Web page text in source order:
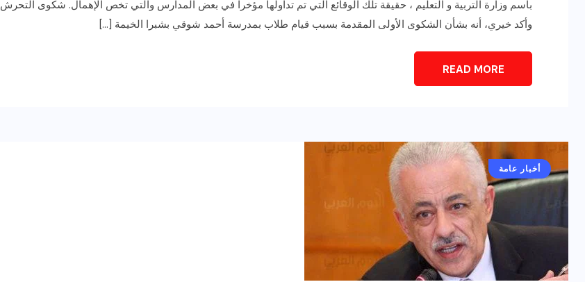
باسم وزارة التربية و التعليم ، حقيقة تلك الوقائع التي تم تداولها مؤخرا في بعض المدارس والتي تخص الإهمال. شكوى التحرش
وأكد خيري، أنه بشأن الشكوى الأولى المقدمة بسبب قيام طلاب بمدرسة أحمد شوقي بشبرا الخيمة […]
READ MORE
أخبار عامة